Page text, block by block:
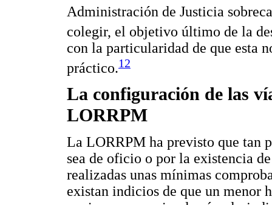
Administración de Justicia
colegir, el objetivo último de la
con la particularidad de que esta
práctico.12
La configuración de las
LORRPM
La LORRPM ha previsto que tan
sea de oficio o por la existencia
realizadas unas mínimas
existan indicios de que un menor